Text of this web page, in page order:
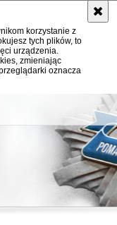
korzystanie z
tych plików, to
urządzenia.
zmieniając
oznacza